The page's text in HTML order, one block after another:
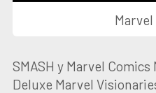
SMASH y Marvel
Deluxe Marvel